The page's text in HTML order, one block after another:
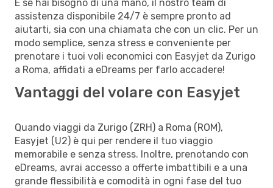
E se hai bisogno di una mano, il nostro team di
assistenza disponibile 24/7 è sempre pronto ad
aiutarti, sia con una chiamata che con un clic. Per un
modo semplice, senza stress e conveniente per
prenotare i tuoi voli economici con Easyjet da Zurigo
a Roma, affidati a eDreams per farlo accadere!
Vantaggi del volare con Easyjet
Quando viaggi da Zurigo (ZRH) a Roma (ROM),
Easyjet (U2) è qui per rendere il tuo viaggio
memorabile e senza stress. Inoltre, prenotando con
eDreams, avrai accesso a offerte imbattibili e a una
grande flessibilità e comodità in ogni fase del tuo